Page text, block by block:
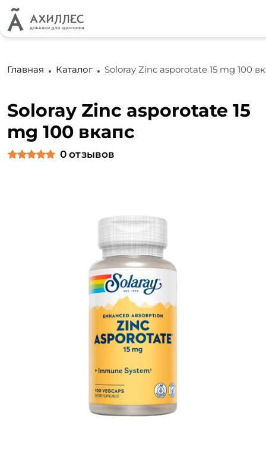
Главная Каталог Soloray Zinc asporotate 15 mg 100
Soloray Zinc asporotate 15
mg 100 вкапс
0 отзывов